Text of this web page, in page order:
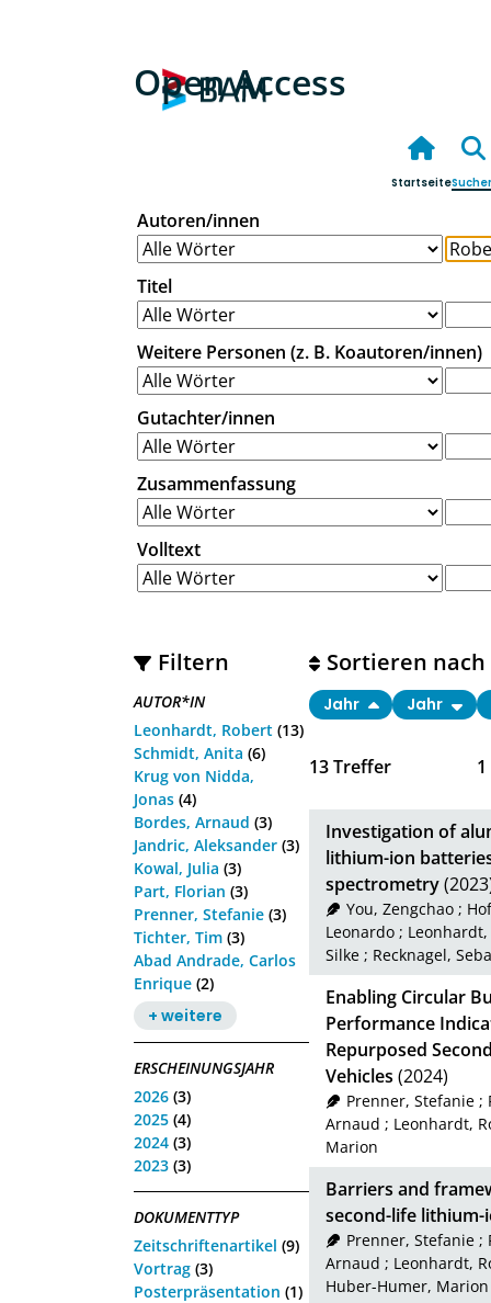
Open Access
Startseite
Autoren/innen
Titel
Weitere Personen (z. B. Koautoren/innen)
Gutachter/innen
Zusammenfassung
Volltext
Filtern
AUTOR*IN
Leonhardt, Robert (13)
Schmidt, Anita (6)
Krug von Nidda,
Jonas (4)
Bordes, Arnaud (3)
Jandric, Aleksander (3)
Kowal, Julia (3)
Part, Florian (3)
Prenner, Stefanie (3)
Tichter, Tim (3)
Abad Andrade, Carlos
Enrique (2)
+ weitere
ERSCHEINUNGSJAHR
2026 (3)
2025 (4)
2024 (3)
2023 (3)
DOKUMENTTYP
Zeitschriftenartikel (9)
Vortrag (3)
Posterpräsentation (1)
13Treffer 1
Sortieren nach
Jahr Jahr
Investigation of
lithium-ion
spectrometry
You, Zengchao;
Leonardo ;
Silke ; Recknagel,
Enabling Circular
Performance
Repurposed
Vehicles (2024)
Prenner, Stefanie;
Arnaud ; Leonhardt,
Marion
Barriers and
second-life
Prenner, Stefanie;
Arnaud ; Leonhardt,
Huber-Humer, Marion